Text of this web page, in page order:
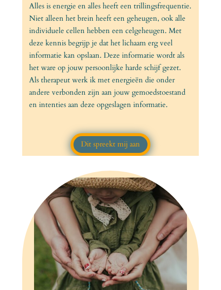
Alles is energie en alles heeft een trillingsfrequentie.
Niet alleen het brein heeft een geheugen, ook alle
individuele cellen hebben een celgeheugen. Met
deze kennis begrijp je dat het lichaam erg veel
informatie kan opslaan. Deze informatie wordt als
het ware op jouw persoonlijke harde schijf gezet.
Als therapeut werk ik met energieën die onder
andere verbonden zijn aan jouw gemoedstoestand
en intenties aan deze opgeslagen informatie.
Dit spreekt mij aan